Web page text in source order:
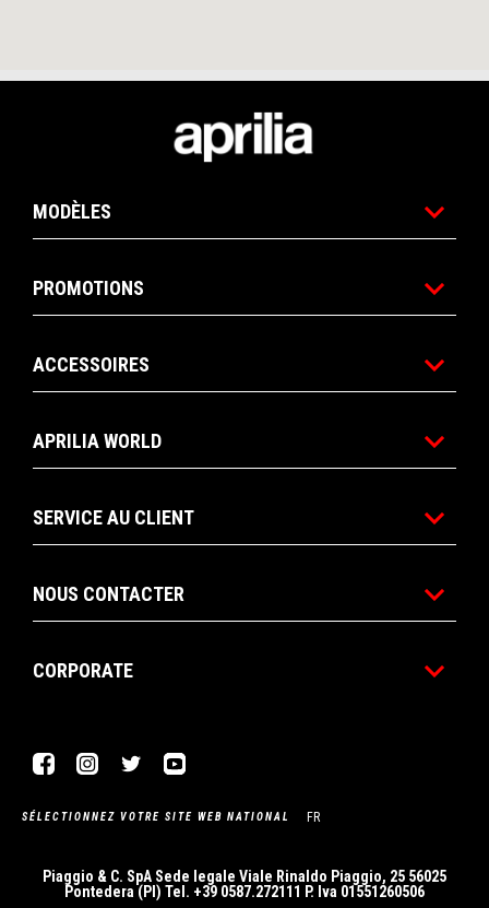
MODÈLES
PROMOTIONS
ACCESSOIRES
APRILIA WORLD
SERVICE AU CLIENT
NOUS CONTACTER
CORPORATE
FacebookInstagram
Twitter
SÉLECTIONNEZ VOTRE SITE WEB NATIONAL FR
Piaggio & C. SpA Sede legale Viale Rinaldo Piaggio, 25 56025
Pontedera (PI) Tel. +39 0587.272111 P. Iva 01551260506